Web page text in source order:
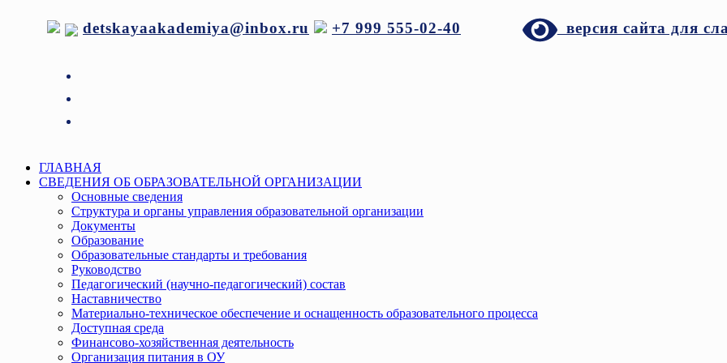
detskayaakademiya@inbox.ru +7 999 555-02-40 версия сайта для
МенюГЛАВНАЯ
СВЕДЕНИЯ ОБ ОБРАЗОВАТЕЛЬНОЙ ОРГАНИЗАЦИИ
Основные сведения
Структура и органы управления образовательной организации
Документы
Образование
Образовательные стандарты и требования
Руководство
Педагогический (научно-педагогический) состав
Наставничество
Материально-техническое обеспечение и оснащенность образовательного процесса
Доступная среда
Финансово-хозяйственная деятельность
Организация питания в ОУ